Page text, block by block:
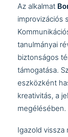
Az alkalmat
improvizációs
tanulmányai
biztonságos
támogatása.
eszközként
kreativitás, a
megélésében.
Igazold vissza